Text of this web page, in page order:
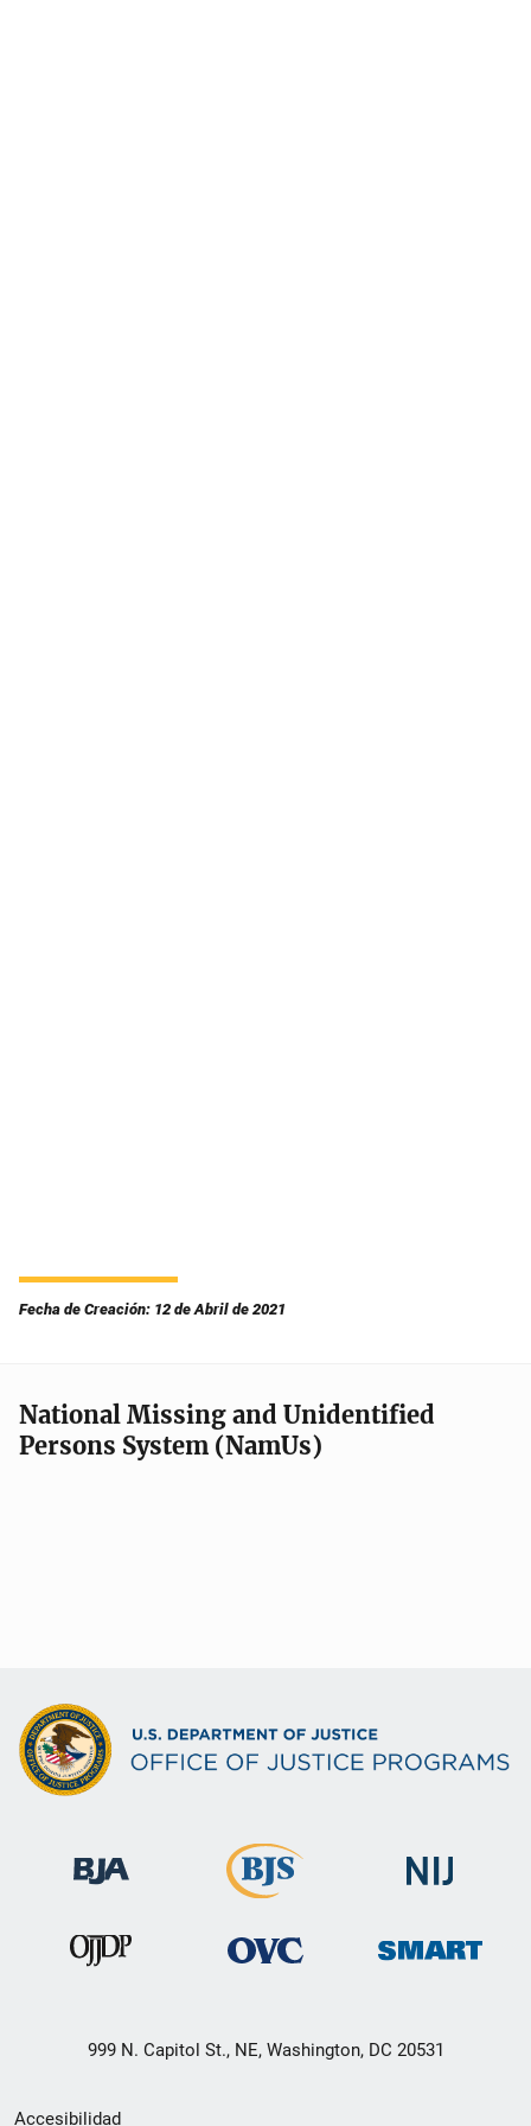
Fecha de Creación: 12 de Abril de 2021
National Missing and Unidentified
Persons System (NamUs)
999 N. Capitol St., NE, Washington, DC 20531
Menú
Accesibilidad